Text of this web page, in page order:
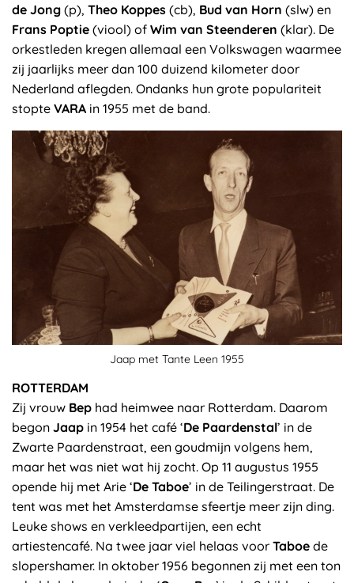
de Jong (p), Theo Koppes (cb), Bud van Horn (slw) en
Frans Poptie (viool) of Wim van Steenderen (klar). De
orkestleden kregen allemaal een Volkswagen waarmee
zij jaarlijks meer dan 100 duizend kilometer door
Nederland aflegden. Ondanks hun grote populariteit
stopte VARA in 1955 met de band.
Jaap met Tante Leen 1955
ROTTERDAM
Zij vrouw Bep had heimwee naar Rotterdam. Daarom
begon Jaap in 1954 het café ‘De Paardenstal’ in de
Zwarte Paardenstraat, een goudmijn volgens hem,
maar het was niet wat hij zocht. Op 11 augustus 1955
opende hij met Arie ‘De Taboe’ in de Teilingerstraat. De
tent was met het Amsterdamse sfeertje meer zijn ding.
Leuke shows en verkleedpartijen, een echt
artiestencafé. Na twee jaar viel helaas voor Taboe de
slopershamer. In oktober 1956 begonnen zij met een ton